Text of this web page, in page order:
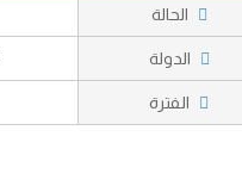
الحالة
الدولة
الفترة